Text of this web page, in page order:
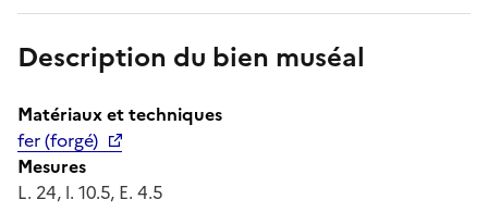
Description du bien muséal
Matériaux et techniques
fer (forgé)
Mesures
L. 24, l. 10.5, E. 4.5